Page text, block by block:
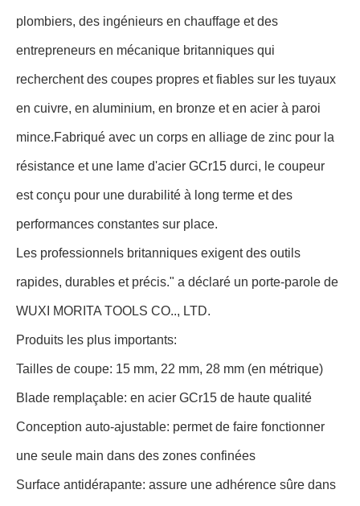
plombiers, des ingénieurs en chauffage et des
entrepreneurs en mécanique britanniques qui
recherchent des coupes propres et fiables sur les tuyaux
en cuivre, en aluminium, en bronze et en acier à paroi
mince.Fabriqué avec un corps en alliage de zinc pour la
résistance et une lame d'acier GCr15 durci, le coupeur
est conçu pour une durabilité à long terme et des
performances constantes sur place.
Les professionnels britanniques exigent des outils
rapides, durables et précis." a déclaré un porte-parole de
WUXI MORITA TOOLS CO.., LTD.
Produits les plus importants:
Tailles de coupe: 15 mm, 22 mm, 28 mm (en métrique)
Blade remplaçable: en acier GCr15 de haute qualité
Conception auto-ajustable: permet de faire fonctionner
une seule main dans des zones confinées
Surface antidérapante: assure une adhérence sûre dans